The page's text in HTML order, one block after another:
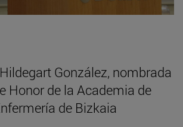
González, nombrada
Honor de la Academia de
de Bizkaia